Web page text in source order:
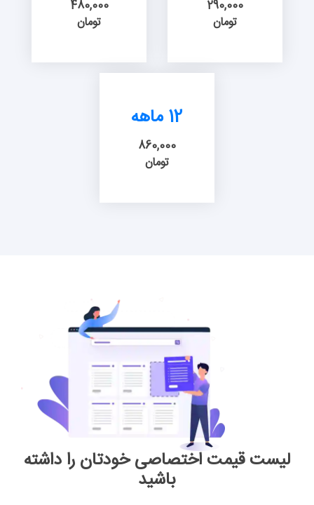
290,000
تومان
480,000
تومان
12 ماهه
860,000
تومان
لیست قیمت اختصاصی خودتان را داشته
باشید